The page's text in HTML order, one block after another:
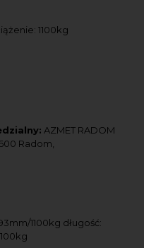
1100kg
AZMET RADOM
Radom,
1100kg długość: